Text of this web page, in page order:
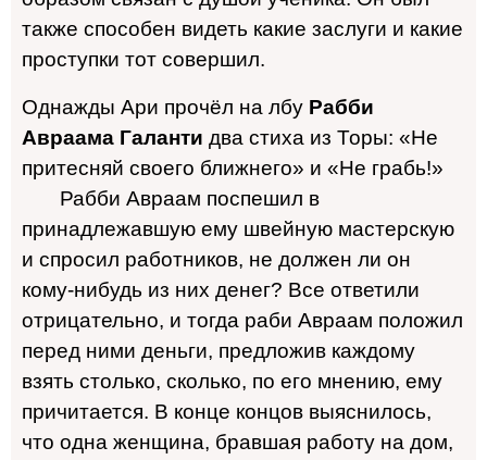
также способен видеть какие заслуги и какие
проступки тот совершил.
Однажды Ари прочёл на лбу Рабби
Авраама Галанти два стиха из Торы: «Не
притесняй своего ближнего» и «Не грабь!»
Рабби Авраам поспешил в
принадлежавшую ему швейную мастерскую
и спросил работников, не должен ли он
кому-нибудь из них денег? Все ответили
отрицательно, и тогда раби Авраам положил
перед ними деньги, предложив каждому
взять столько, сколько, по его мнению, ему
причитается. В конце концов выяснилось,
что одна женщина, бравшая работу на дом,